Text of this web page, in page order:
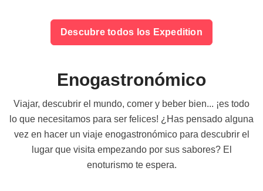
Descubre todos los Expedition
Enogastronómico
Viajar, descubrir el mundo, comer y beber bien... ¡es todo
lo que necesitamos para ser felices! ¿Has pensado alguna
vez en hacer un viaje enogastronómico para descubrir el
lugar que visita empezando por sus sabores? El
enoturismo te espera.